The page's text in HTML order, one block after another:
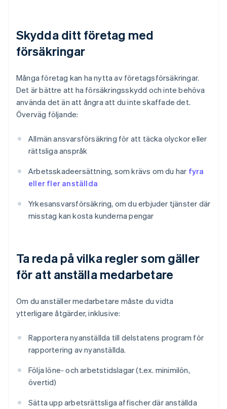
Skydda ditt företag med
försäkringar
Många företag kan ha nytta av företagsförsäkringar.
Det är bättre att ha försäkringsskydd och inte behöva
använda det än att ångra att du inte skaffade det.
Överväg följande:
Allmän ansvarsförsäkring för att täcka olyckor eller
rättsliga anspråk
Arbetsskadeersättning, som krävs om du har fyra
eller fler anställda
Yrkesansvarsförsäkring, om du erbjuder tjänster där
misstag kan kosta kunderna pengar
Ta reda på vilka regler som gäller
för att anställa medarbetare
Om du anställer medarbetare måste du vidta
ytterligare åtgärder, inklusive:
Rapportera nyanställda till delstatens program för
rapportering av nyanställda.
Följa löne- och arbetstidslagar (t.ex. minimilön,
övertid)
Sätta upp arbetsrättsliga affischer där anställda